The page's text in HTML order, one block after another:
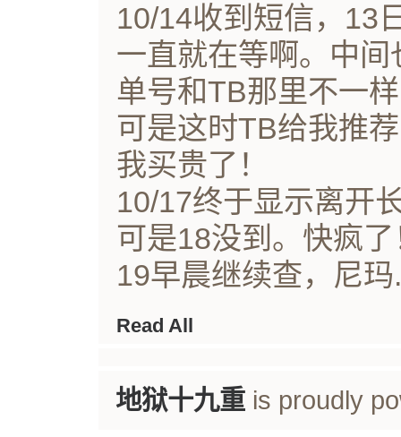
10/14收到短信，13
一直就在等啊。中
单号和TB那里不一
可是这时TB给我推
我买贵了！
10/17终于显示离开
可是18没到。快疯了
19早晨继续查，尼玛
Read All
地狱十九重is proudly